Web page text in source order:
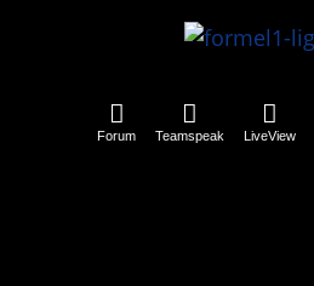
Forum Teamspeak LiveView